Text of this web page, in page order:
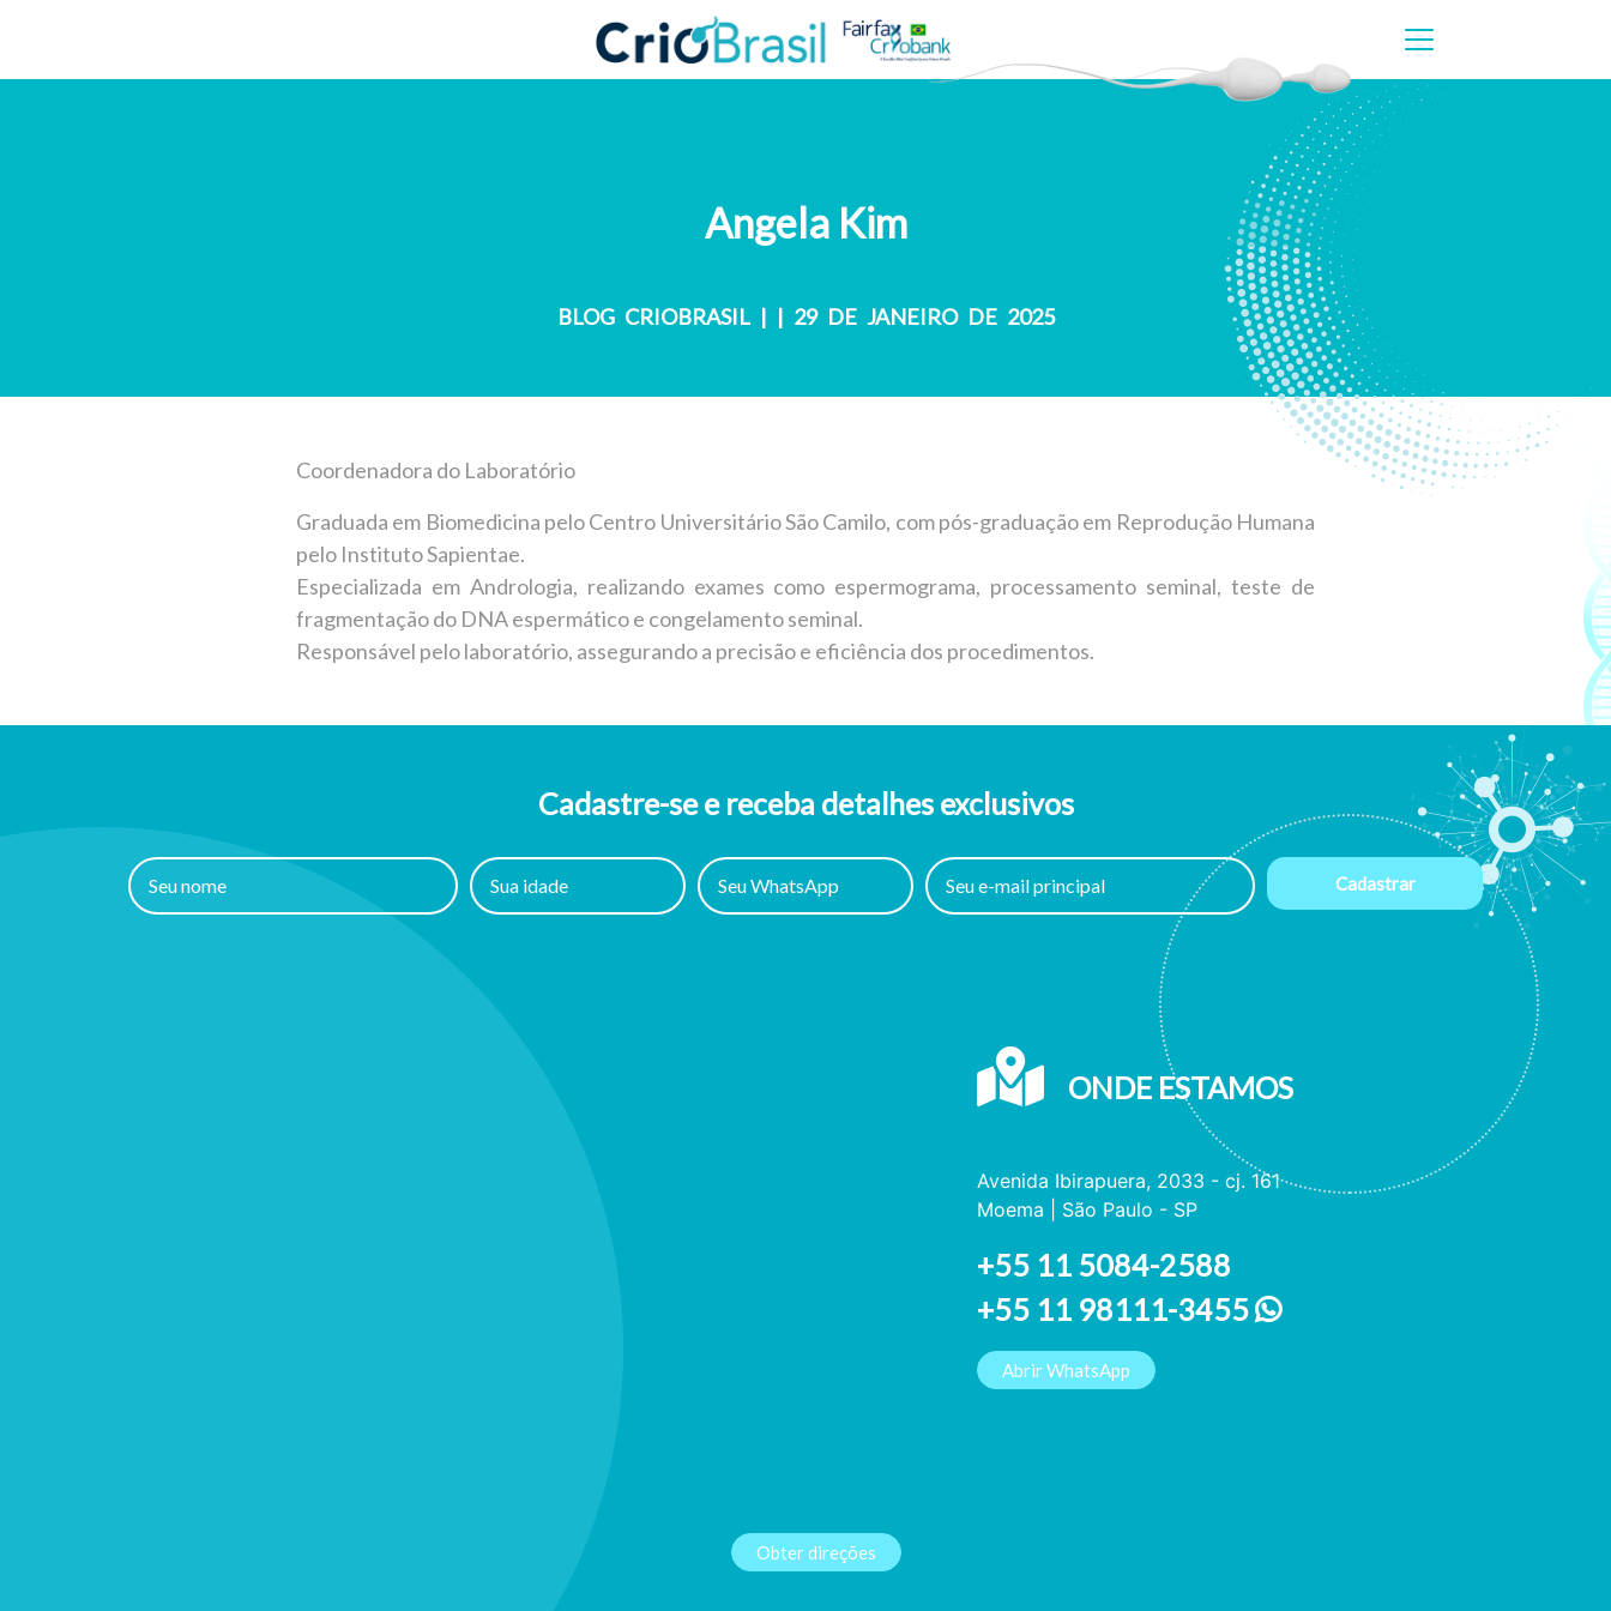
Angela Kim
BLOG CRIOBRASIL| | 29 DE JANEIRO DE 2025
Coordenadora do Laboratório
Graduada em Biomedicina pelo Centro Universitário São Camilo, com pós-graduação em Reprodução Humana
pelo Instituto Sapientae.
Especializada em Andrologia, realizando exames como espermograma, processamento seminal, teste de
fragmentação do DNA espermático e congelamento seminal.
Responsável pelo laboratório, assegurando a precisão e eficiência dos procedimentos.
Cadastre-se e receba detalhes exclusivos
Obter direções
ONDE ESTAMOS
Avenida Ibirapuera, 2033 - cj. 161
Moema | São Paulo - SP
+55 11 5084-2588
+55 11 98111-3455
Abrir WhatsApp